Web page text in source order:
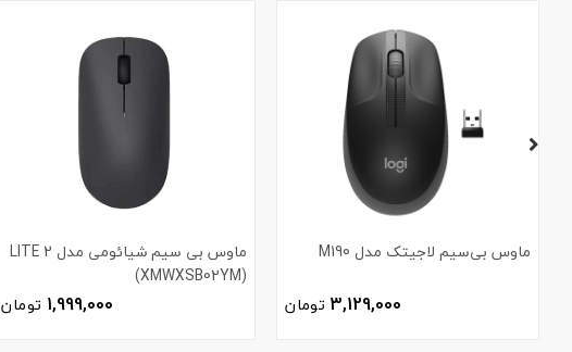
ماوس بی‌سیم لاجیتک مدل M190
3,129,000 تومان
ماوس بی سیم شیائومی مدل LITE 2
(XMWXSB02YM)
1,999,000 تومان